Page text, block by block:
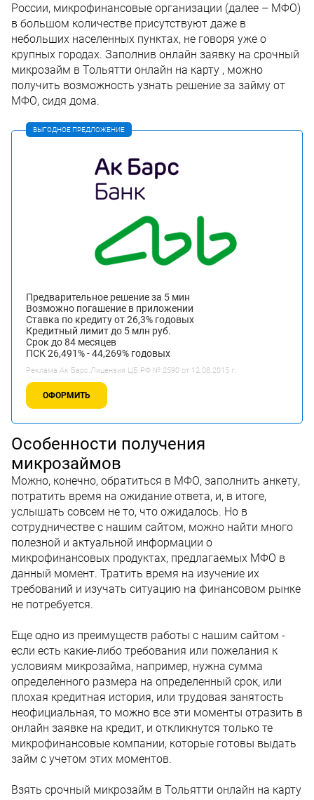
России, микрофинансовые организации (далее – МФО)
в большом количестве присутствуют даже в
небольших населенных пунктах, не говоря уже о
крупных городах. Заполнив онлайн заявку на срочный
микрозайм в Тольятти онлайн на карту , можно
получить возможность узнать решение за займу от
МФО, сидя дома.
ВЫГОДНОЕ ПРЕДЛОЖЕНИЕ
Предварительное решение за 5 мин
Возможно погашение в приложении
Ставка по кредиту от 26,3% годовых
Кредитный лимит до 5 млн руб.
Срок до 84 месяцев
ПСК 26,491% - 44,269% годовых
Реклама Ак Барс.Лицензия ЦБ РФ № 2590 от 12.08.2015 г.
ОФОРМИТЬ
Особенности получения
микрозаймов
Можно, конечно, обратиться в МФО, заполнить анкету,
потратить время на ожидание ответа, и, в итоге,
услышать совсем не то, что ожидалось. Но в
сотрудничестве с нашим сайтом, можно найти много
полезной и актуальной информации о
микрофинансовых продуктах, предлагаемых МФО в
данный момент. Тратить время на изучение их
требований и изучать ситуацию на финансовом рынке
не потребуется.
Еще одно из преимуществ работы с нашим сайтом -
если есть какие-либо требования или пожелания к
условиям микрозайма, например, нужна сумма
определенного размера на определенный срок, или
плохая кредитная история, или трудовая занятость
неофициальная, то можно все эти моменты отразить в
онлайн заявке на кредит, и откликнутся только те
микрофинансовые компании, которые готовы выдать
займ с учетом этих моментов.
Взять срочный микрозайм в Тольятти онлайн на карту